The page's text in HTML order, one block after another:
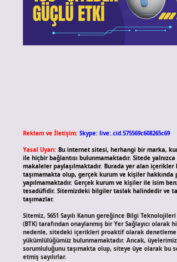
Reklam ve İletişim: Skype: live:.cid.575569c608265c69
Yasal Uyarı: Bu internet sitesi, herhangi bir marka,
ile hiçbir bağlantısı bulunmamaktadır. Sitede yalnızca
makaleler paylaşılmaktadır. Burada yer alan
taşımamakta olup, gerçek kurum ve kişiler hakkında
yapılmamaktadır. Gerçek kurum ve kişiler ile isim
tesadüfidir. Sitemizdeki bilgiler taslak halindedir ve
taşımazlar.
Sitemiz, 5651 Sayılı Kanun gereğince Bilgi
(BTK) tarafından onaylanmış bir Yer Sağlayıcı olarak
nedenle, sitedeki içerikleri proaktif olarak denetleme
yükümlülüğümüz bulunmamaktadır. Ancak,
sorumluluğunu taşımakta olup, siteye üye olarak bu
etmiş sayılırlar.